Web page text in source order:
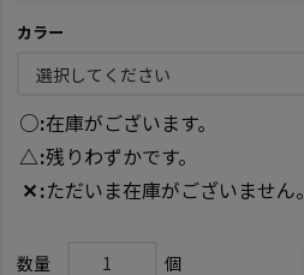
カラー
○ 在庫がございます。
△ 残りわずかです。
✕ ただいま在庫がございません。